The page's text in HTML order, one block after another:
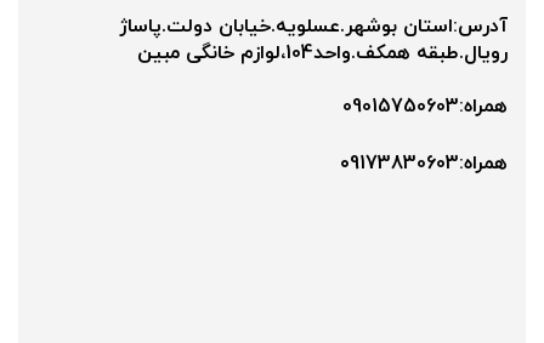
آدرس:استان بوشهر.عسلویه.خیابان دولت.پاساژ
رویال.طبقه همکف.واحد104،لوازم خانگی مبین
همراه:09015750603
همراه:۰9173830603